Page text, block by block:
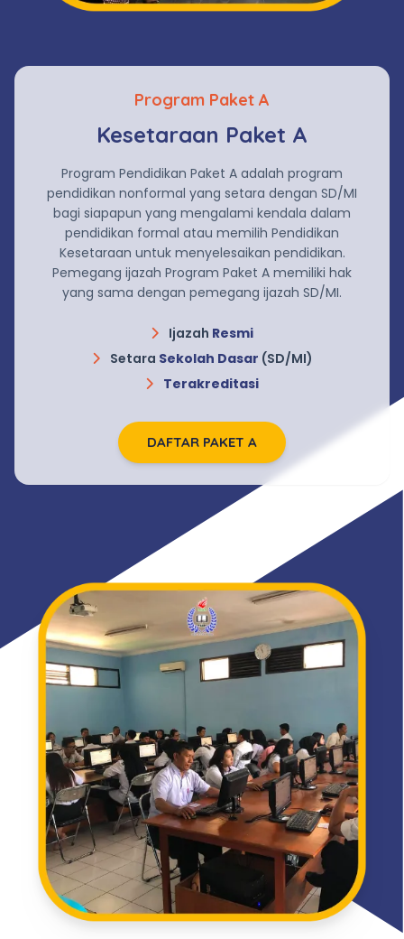
Program Paket A
Kesetaraan Paket A
Program Pendidikan Paket A adalah program
pendidikan nonformal yang setara dengan SD/MI
bagi siapapun yang mengalami kendala dalam
pendidikan formal atau memilih Pendidikan
Kesetaraan untuk menyelesaikan pendidikan.
Pemegang ijazah Program Paket A memiliki hak
yang sama dengan pemegang ijazah SD/MI.
Ijazah Resmi
Setara Sekolah Dasar (SD/MI)
Terakreditasi
DAFTAR PAKET A